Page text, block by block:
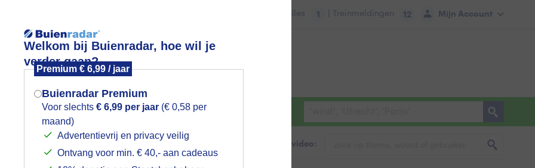
Welkom bij Buienradar, hoe wil je
verder gaan?
Premium € 6,99 / jaar
Buienradar Premium
Voor slechts € 6,99 per jaar (€ 0,58 per
maand)
Advertentievrij en privacy veilig
Ontvang voor min. € 40,- aan cadeaus
Mijn Account
Files 1 | Treinmeldingen 12
Foto en video Weerzine
Zoeken in foto & video:
Mogen we je locatie gebruiken voor
het weer?